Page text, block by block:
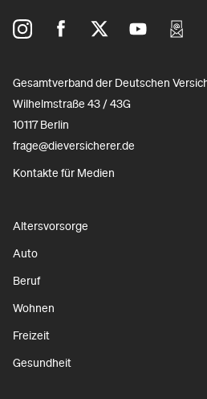
Gesamtverband der Deutschen
Wilhelmstraße 43 / 43G
10117 Berlin
frage@dieversicherer.de
Kontakte für Medien
Altersvorsorge
Auto
Beruf
Wohnen
Freizeit
Gesundheit